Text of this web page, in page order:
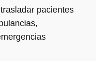
pacientes